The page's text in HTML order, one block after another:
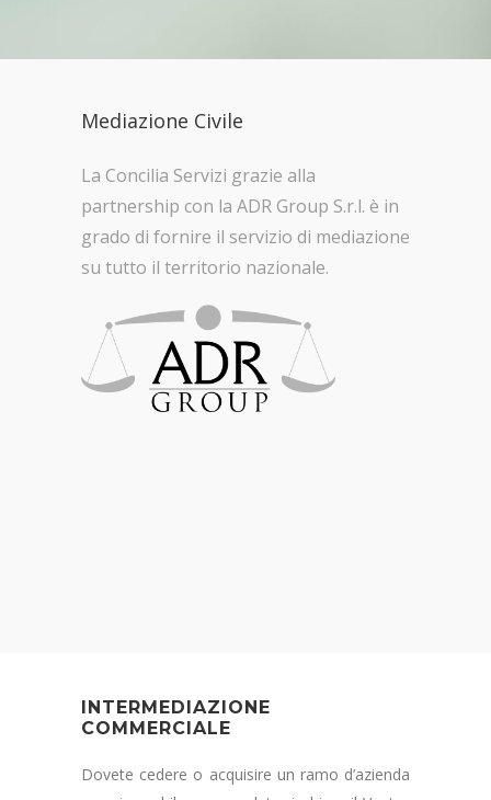
Mediazione Civile
La Concilia Servizi grazie alla
partnership con la ADR Group S.r.l. è in
grado di fornire il servizio di mediazione
su tutto il territorio nazionale.
INTERMEDIAZIONE
COMMERCIALE
Dovete cedere o acquisire un ramo d’azienda